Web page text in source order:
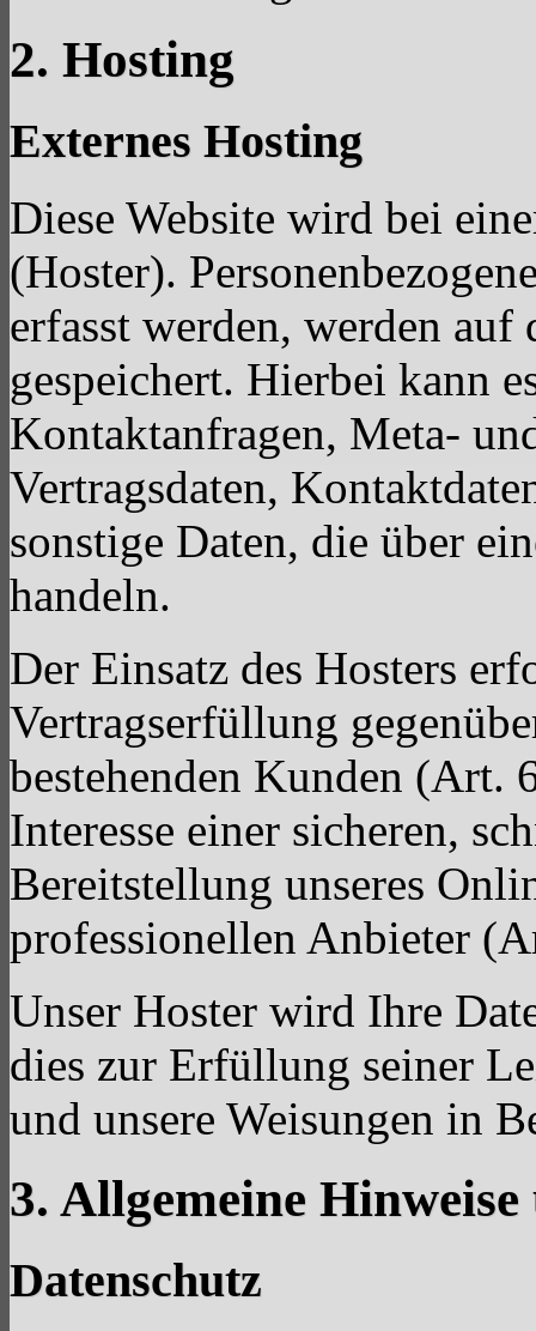
2. Hosting
Externes Hosting
Diese Website wird bei
(Hoster).
erfasst werden, werden auf
gespeichert. Hierbei kann
Kontaktanfragen, Meta-
Vertragsdaten,
sonstige Daten, die über
handeln.
Der Einsatz des Hosters
Vertragserfüllung
bestehenden Kunden
Interesse einer sicheren,
Bereitstellung unseres
professionellen Anbieter
Unser Hoster wird Ihre
dies zur Erfüllung seiner
und unsere Weisungen in
3. Allgemeine
Datenschutz